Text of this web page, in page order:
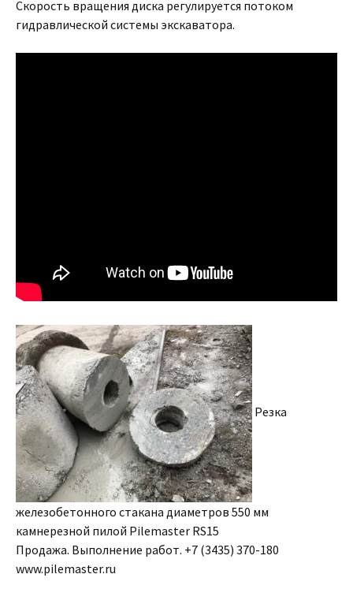
Скорость вращения диска регулируется потоком
гидравлической системы экскаватора.
Резка
железобетонного стакана диаметров 550 мм
камнерезной пилой Pilemaster RS15
Продажа. Выполнение работ. +7 (3435) 370-180
www.pilemaster.ru